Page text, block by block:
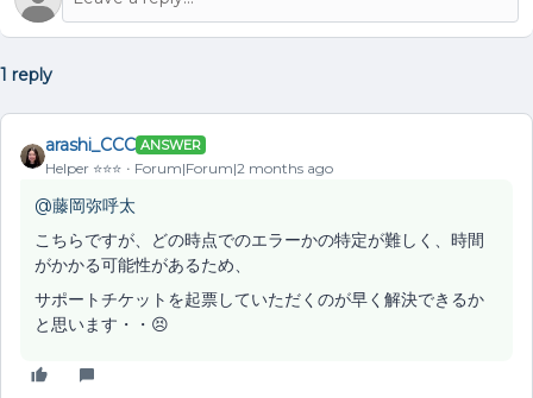
1 reply
arashi_CCC ANSWER
Helper ⭐️⭐️⭐️ Forum|Forum|2 months ago
@藤岡弥呼太
こちらですが、どの時点でのエラーかの特定が難しく、時間
がかかる可能性があるため、
サポートチケットを起票していただくのが早く解決できるか
と思います・・😣